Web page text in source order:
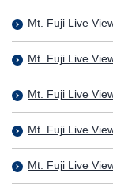
Mt. Fuji Live
Mt. Fuji Live
Mt. Fuji Live
Mt. Fuji Live
Mt. Fuji Live